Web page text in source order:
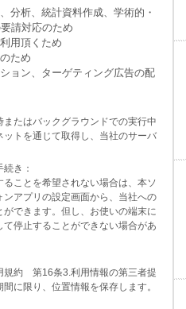
分析、統計資料作成、学術的・
請対応のため
用頂くため
ため
ョン、ターゲティング広告の配
たはバックグラウンドでの実行中
ットを通じて取得し、当社のサーバ
き：
ことを希望されない場合は、本ソ
アプリの設定画面から、当社への
できます。但し、お使いの端末に
停止することができない場合があ
規約 第16条3.利用情報の第三者提
に限り、位置情報を保存します。